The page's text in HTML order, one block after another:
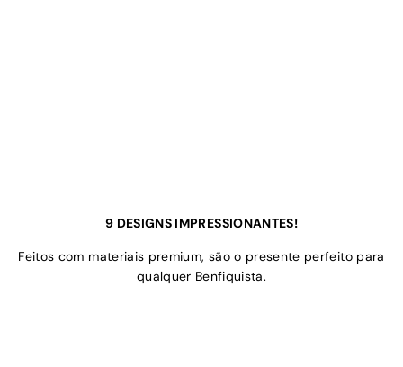
9 DESIGNS IMPRESSIONANTES!
Feitos com materiais premium, são o presente perfeito para
qualquer Benfiquista.